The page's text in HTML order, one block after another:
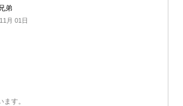
弟
月 01日
す。